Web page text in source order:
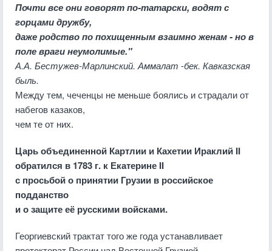
Почти все они говорят по-татарски, водят с
горцами дружбу,
даже родство по похищенным взаимно женам - но в
поле враги неумолимые."
А.А. Бестужев-Марлинский. Аммалат -бек. Кавказская
быль.
Между тем, чеченцы не меньше боялись и страдали от
набегов казаков,
чем те от них.
Царь объединенной Картлии и Кахетии Ираклий II
обратился в 1783 г. к Екатерине II
с просьбой о принятии Грузии в российское
подданство
и о защите её русскими войсками.
Георгиевский трактат того же года устанавливает